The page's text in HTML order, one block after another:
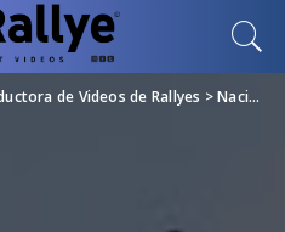
de Videos de Rallyes >Nacional